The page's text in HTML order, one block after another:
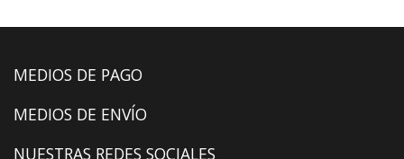
MEDIOS DE PAGO
MEDIOS DE ENVÍO
NUESTRAS REDES SOCIALES